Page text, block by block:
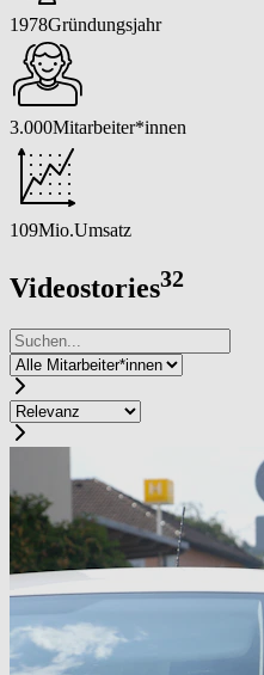
1978Gründungsjahr
3.000Mitarbeiter*innen
109Mio.Umsatz
Videostories32